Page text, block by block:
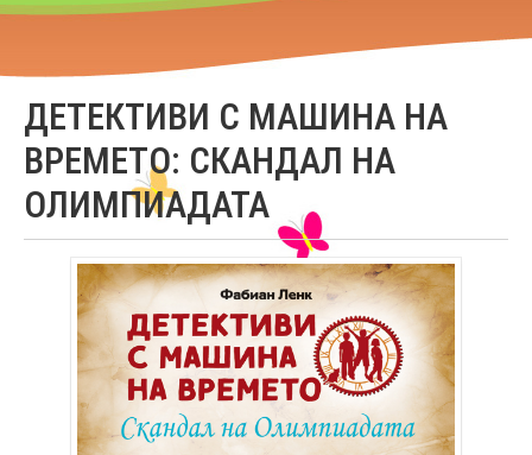
ДЕТЕКТИВИ С МАШИНА НА
ВРЕМЕТО: СКАНДАЛ НА
ОЛИМПИАДАТА